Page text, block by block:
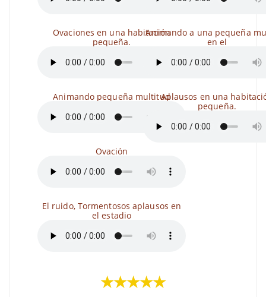
Ovaciones en una habitación
pequeña.
Animando pequeña multitud
Ovación
El ruido, Tormentosos aplausos en
el estadio
Animando a una pequeña
en el
Aplausos en una
pequeña.
★★★★★